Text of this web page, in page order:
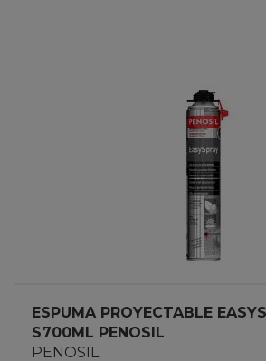
ESPUMA PROYECTABLE
S700ML PENOSIL
PENOSIL